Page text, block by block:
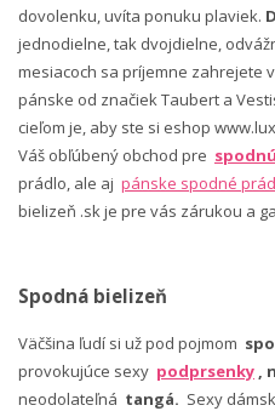
dovolenku, uvíta ponuku plaviek.
jednodielne, tak dvojdielne,
mesiacoch sa príjemne zahrejete
pánske od značiek Taubert a
cieľom je, aby ste si eshop
Váš obľúbený obchod pre
prádlo, ale aj pánske spodné
bielizeň .sk je pre vás zárukou a
Spodná bielizeň
Väčšina ľudí si už pod pojmom
provokujúce sexy podprsenky ,
neodolateľná tangá. Sexy